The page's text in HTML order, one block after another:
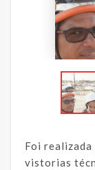
Foi
vistorias